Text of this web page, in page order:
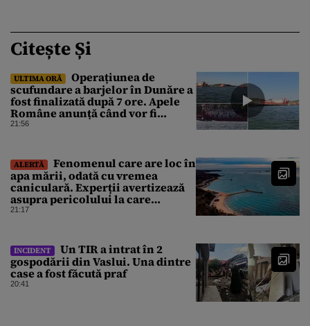
Citește Și
ULTIMA ORĂ
Operațiunea de
scufundare a barjelor în Dunăre a
fost finalizată după 7 ore. Apele
Române anunță când vor fi
simțite efectele
21:56
ALERTĂ
Fenomenul care are loc în
apa mării, odată cu vremea
caniculară. Experții avertizează
asupra pericolului la care
oamenii pot fi expuși
21:17
INCIDENT
Un TIR a intrat în 2
gospodării din Vaslui. Una dintre
case a fost făcută praf
20:41